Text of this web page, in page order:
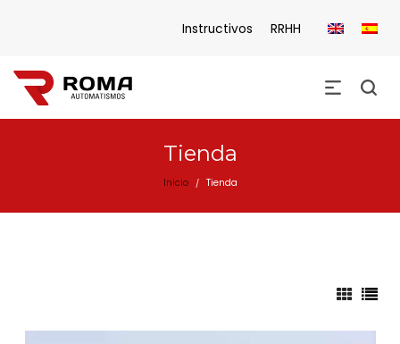
Instructivos RRHH
Tienda
Inicio / Tienda